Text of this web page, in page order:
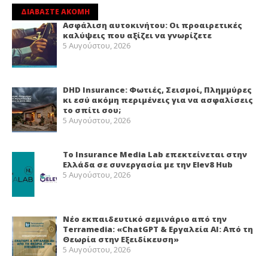
ΔΙΑΒΑΣΤΕ ΑΚΟΜΗ
Ασφάλιση αυτοκινήτου: Οι προαιρετικές
καλύψεις που αξίζει να γνωρίζετε
5 Αυγούστου, 2026
DHD Insurance: Φωτιές, Σεισμοί, Πλημμύρες
κι εσύ ακόμη περιμένεις για να ασφαλίσεις
το σπίτι σου;
5 Αυγούστου, 2026
Το Insurance Media Lab επεκτείνεται στην
Ελλάδα σε συνεργασία με την Elev8 Hub
5 Αυγούστου, 2026
Νέο εκπαιδευτικό σεμινάριο από την
Terramedia: «ChatGPT & Εργαλεία ΑΙ: Από τη
Θεωρία στην Εξειδίκευση»
5 Αυγούστου, 2026